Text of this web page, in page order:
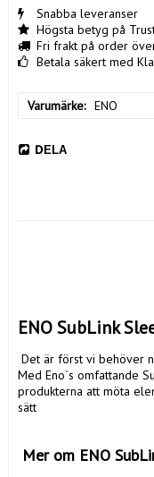
Snabba leveranser
Högsta betyg på
Fri frakt på order
Betala säkert med
Varumärke ENO
DELA
ENO SubLink
Med Eno´s omfattande
produkterna att möta
sätt
Mer om ENO